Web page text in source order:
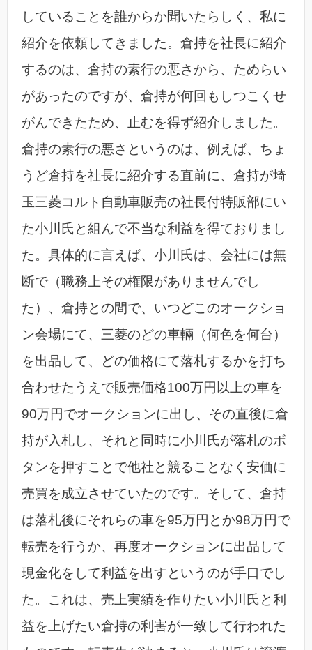
していることを誰からか聞いたらしく、私に
紹介を依頼してきました。倉持を社長に紹介
するのは、倉持の素行の悪さから、ためらい
があったのですが、倉持が何回もしつこくせ
がんできたため、止むを得ず紹介しました。
倉持の素行の悪さというのは、例えば、ちょ
うど倉持を社長に紹介する直前に、倉持が埼
玉三菱コルト自動車販売の社長付特販部にい
た小川氏と組んで不当な利益を得ておりまし
た。具体的に言えば、小川氏は、会社には無
断で（職務上その権限がありませんでし
た）、倉持との間で、いつどこのオークショ
ン会場にて、三菱のどの車輛（何色を何台）
を出品して、どの価格にて落札するかを打ち
合わせたうえで販売価格100万円以上の車を
90万円でオークションに出し、その直後に倉
持が入札し、それと同時に小川氏が落札のボ
タンを押すことで他社と競ることなく安価に
売買を成立させていたのです。そして、倉持
は落札後にそれらの車を95万円とか98万円で
転売を行うか、再度オークションに出品して
現金化をして利益を出すというのが手口でし
た。これは、売上実績を作りたい小川氏と利
益を上げたい倉持の利害が一致して行われた